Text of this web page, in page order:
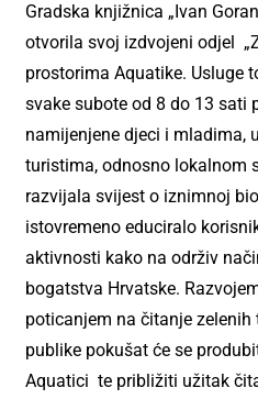
Gradska knjižnica „Ivan
otvorila svoj izdvojeni odjel
prostorima Aquatike. Usluge
svake subote od 8 do 13 sati
namijenjene djeci i mladima,
turistima, odnosno lokalnom
razvijala svijest o iznimnoj
istovremeno educiralo
aktivnosti kako na održiv
bogatstva Hrvatske.
poticanjem na čitanje
publike pokušat će se
Aquatici te približiti užitak